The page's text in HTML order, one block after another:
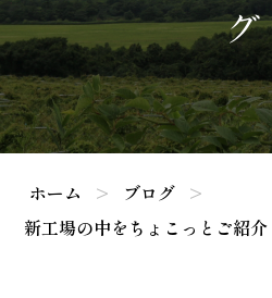
ホーム
ブログ
新工場の中をちょこっとご紹介